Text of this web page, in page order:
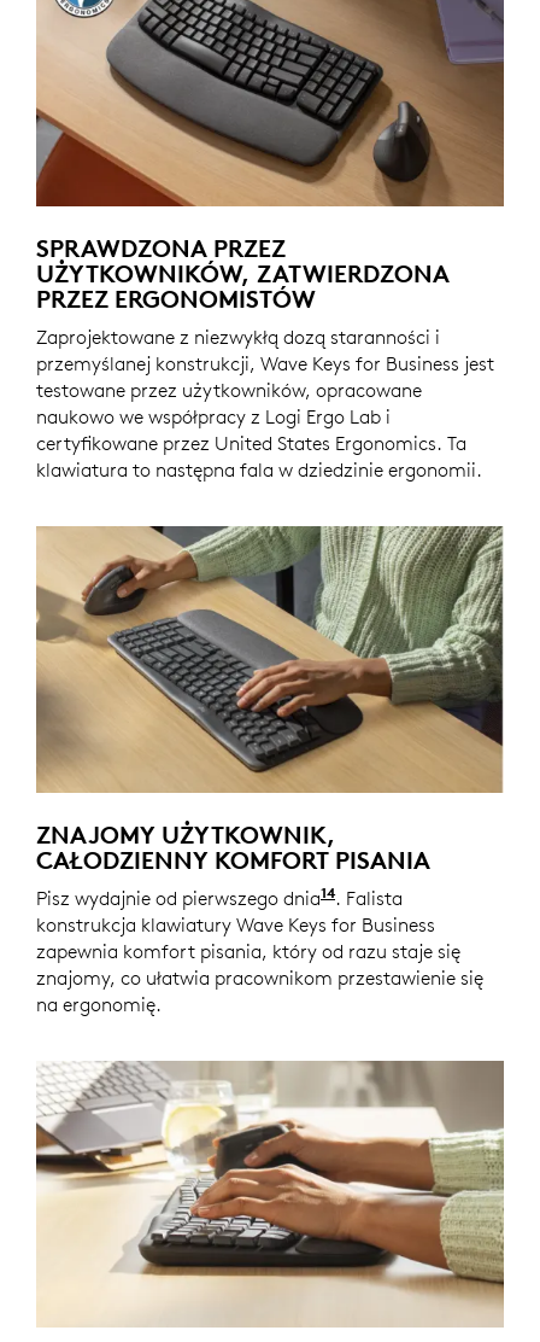
SPRAWDZONA PRZEZ
UŻYTKOWNIKÓW, ZATWIERDZONA
PRZEZ ERGONOMISTÓW
Zaprojektowane z niezwykłą dozą staranności i
przemyślanej konstrukcji, Wave Keys for Business jest
testowane przez użytkowników, opracowane
naukowo we współpracy z Logi Ergo Lab i
certyfikowane przez United States Ergonomics. Ta
klawiatura to następna fala w dziedzinie ergonomii.
ZNAJOMY UŻYTKOWNIK,
CAŁODZIENNY KOMFORT PISANIA
Pisz wydajnie od pierwszego dnia14Wave Keys for
. Falista
konstrukcja klawiatury Wave Keys for Business
zapewnia komfort pisania, który od razu staje się
znajomy, co ułatwia pracownikom przestawienie się
na ergonomię.